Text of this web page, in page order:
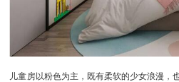
儿童房以粉色为主，既有柔软的少女浪漫，